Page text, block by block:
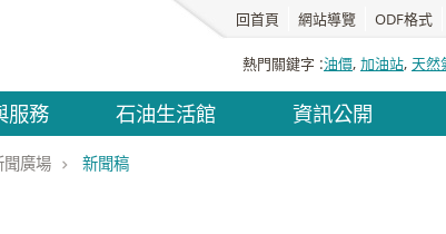
回首頁 網站導覽 ODF格式
熱門關鍵字 油價 加油站 天然
服務 石油生活館 資訊公開
聞廣場 新聞稿